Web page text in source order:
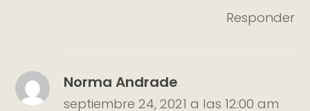
Responder
Norma Andrade
septiembre 24, 2021 a las 12:00 am